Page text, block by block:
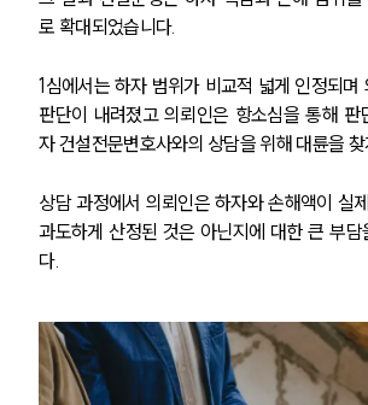
로 확대되었습니다.
1심에서는 하자 범위가 비교적 넓게 인정되며
판단이 내려졌고 의뢰인은 항소심을 통해 판
자 건설전문변호사와의 상담을 위해 대륜을
상담 과정에서 의뢰인은 하자와 손해액이 실
과도하게 산정된 것은 아닌지에 대한 큰 부담
다.